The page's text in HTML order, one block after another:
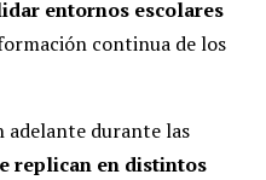
entornos escolares
continua de los
adelante durante las
replican en distintos